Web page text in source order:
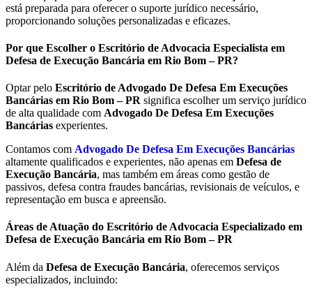
está preparada para oferecer o suporte jurídico necessário,
proporcionando soluções personalizadas e eficazes.
Por que Escolher o Escritório de Advocacia Especialista em
Defesa de Execução Bancária em Rio Bom – PR?
Optar pelo Escritório de Advogado De Defesa Em Execuções
Bancárias em Rio Bom – PR significa escolher um serviço jurídico
de alta qualidade com Advogado De Defesa Em Execuções
Bancárias experientes.
Contamos com Advogado De Defesa Em Execuções Bancárias
altamente qualificados e experientes, não apenas em Defesa de
Execução Bancária, mas também em áreas como gestão de
passivos, defesa contra fraudes bancárias, revisionais de veículos, e
representação em busca e apreensão.
Áreas de Atuação do Escritório de Advocacia Especializado em
Defesa de Execução Bancária em Rio Bom – PR
Além da Defesa de Execução Bancária, oferecemos serviços
especializados, incluindo: